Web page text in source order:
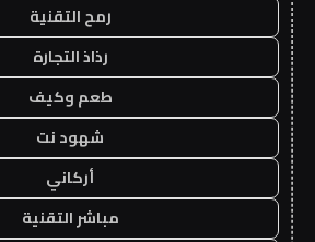
رمح التقنية
رذاذ التجارة
طعم وكيف
شهود نت
أركاني
مباشر التقنية